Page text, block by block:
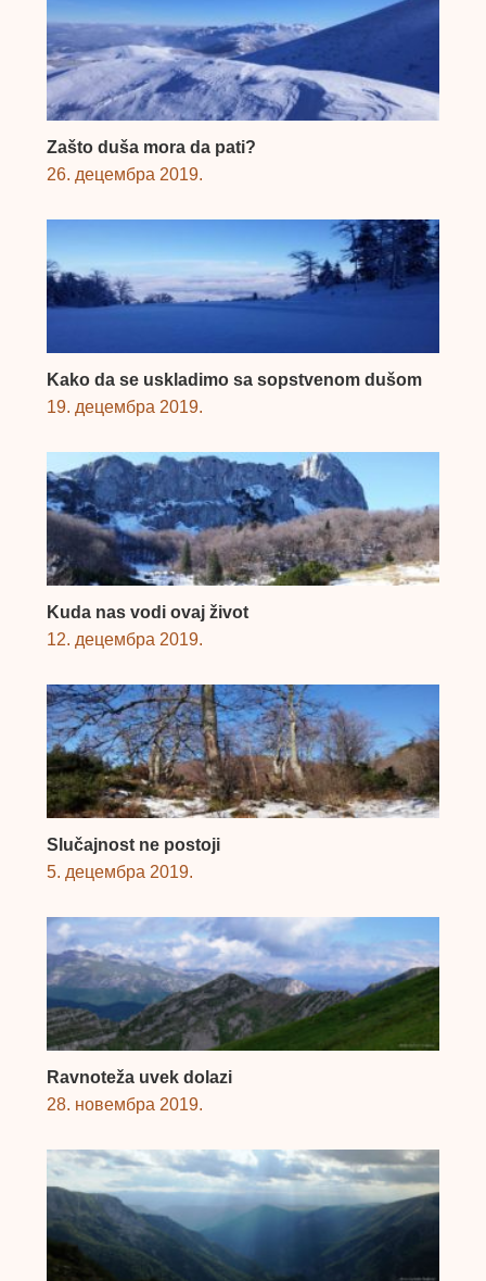
Zašto duša mora da pati?
26. децембра 2019.
Kako da se uskladimo sa sopstvenom dušom
19. децембра 2019.
Kuda nas vodi ovaj život
12. децембра 2019.
Slučajnost ne postoji
5. децембра 2019.
Ravnoteža uvek dolazi
28. новембра 2019.